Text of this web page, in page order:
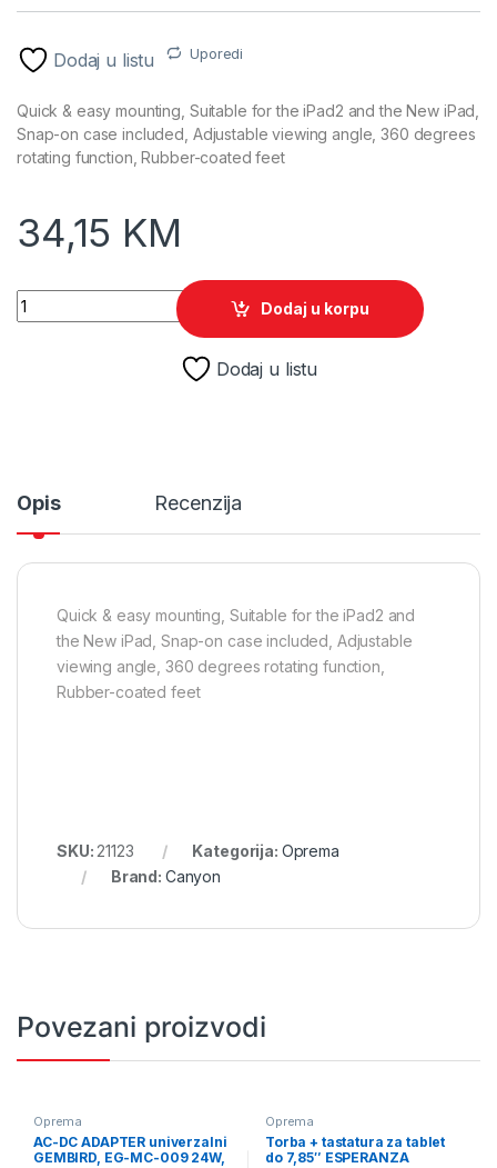
Dodaj u listu Uporedi
Quick & easy mounting, Suitable for the iPad2 and the New iPad,
Snap-on case included, Adjustable viewing angle, 360 degrees
rotating function, Rubber-coated feet
34,15 KM
Canyon držač za iPad white CNA-ISTAND1W quantity
Dodaj u korpu
Dodaj u listu
Opis Recenzija
Quick & easy mounting, Suitable for the iPad2 and
the New iPad, Snap-on case included, Adjustable
viewing angle, 360 degrees rotating function,
Rubber-coated feet
SKU: 21123 Kategorija: Oprema
Brand: Canyon
Povezani proizvodi
Oprema
AC-DC ADAPTER univerzalni
GEMBIRD, EG-MC-009 24W,
Oprema
Torba + tastatura za tablet
do 7,85″ ESPERANZA